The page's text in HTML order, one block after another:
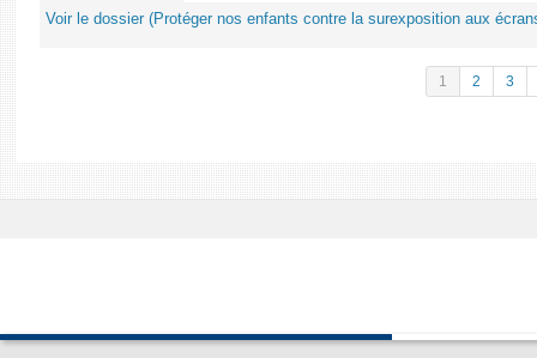
Voir le dossier (Protéger nos enfants contre la surexposition aux
1 2 3